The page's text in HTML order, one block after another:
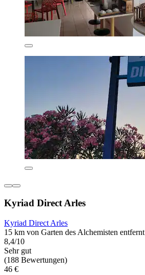
Kyriad Direct Arles
Kyriad Direct Arles
15 km von Garten des Alchemisten entfernt
8,4/10
Sehr gut
(188 Bewertungen)
46 €